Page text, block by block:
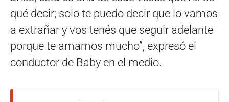
qué decir; solo te puedo decir que lo vamos
a extrañar y vos tenés que seguir adelante
porque te amamos mucho”, expresó el
conductor de Baby en el medio.